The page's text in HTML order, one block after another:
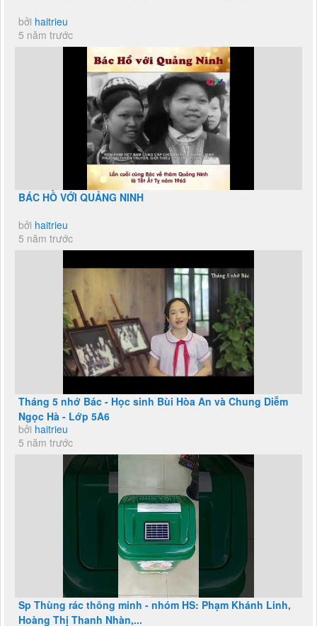
bởi haitrieu
5 năm trước
BÁC HỒ VỚI QUẢNG NINH
bởi haitrieu
5 năm trước
Tháng 5 nhớ Bác - Học sinh Bùi Hòa An và Chung Diễm
Ngọc Hà - Lớp 5A6
bởi haitrieu
5 năm trước
Sp Thùng rác thông minh - nhóm HS: Phạm Khánh Linh,
Hoàng Thị Thanh Nhàn,...